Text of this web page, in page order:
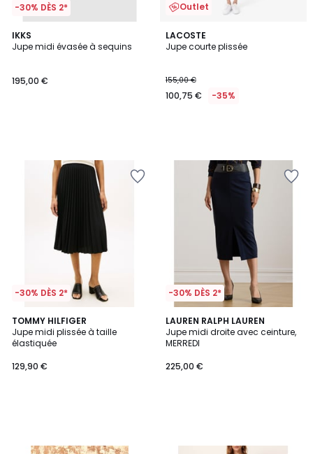
-30% DÈS 2*
IKKS
Jupe midi évasée à sequins
195,00 €
Outlet
LACOSTE
Jupe courte plissée
155,00 €
100,75 € -35%
-30% DÈS 2*
TOMMY HILFIGER
Jupe midi plissée à taille
élastiquée
129,90 €
-30% DÈS 2*
LAUREN RALPH LAUREN
Jupe midi droite avec ceinture,
MERREDI
225,00 €